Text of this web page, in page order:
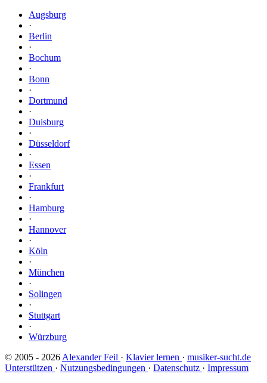
Augsburg
·
Berlin
·
Bochum
·
Bonn
·
Dortmund
·
Duisburg
·
Düsseldorf
·
Essen
·
Frankfurt
·
Hamburg
·
Hannover
·
Köln
·
München
·
Solingen
·
Stuttgart
·
Würzburg
© 2005 - 2026 Alexander Feil · Klavier lernen · musiker-sucht.de
Unterstützen · Nutzungsbedingungen · Datenschutz · Impressum